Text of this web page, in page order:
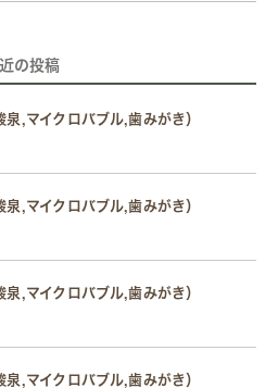
の投稿
,マイクロバブル,歯みがき）
,マイクロバブル,歯みがき）
,マイクロバブル,歯みがき）
,マイクロバブル,歯みがき）